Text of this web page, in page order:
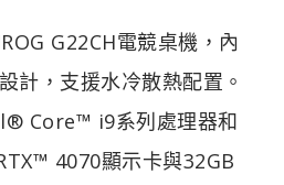
G22CH電競桌機，內
計，支援水冷散熱配置。
Core™ i9系列處理器和
4070顯示卡與32GB